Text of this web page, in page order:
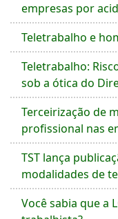
empresas por
Teletrabalho e
Teletrabalho:
sob a ótica do
Terceirização de
profissional nas
TST lança
modalidades de
Você sabia que a